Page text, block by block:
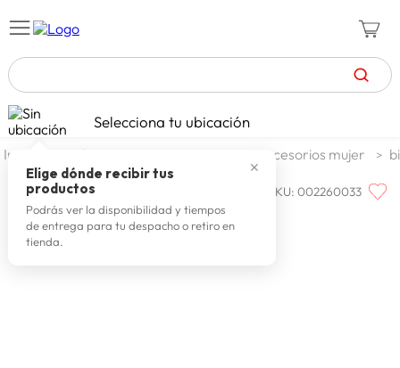
TÉRMINOS MÁS BUSCADOS
1. celulares
2. zapatillas mujer
3. zapatillas hombre
4. moda
Selecciona tu ubicación
✕
Elige dónde recibir tus
productos
Podrás ver la disponibilidad y tiempos
de entrega para tu despacho o retiro en
tienda.
moda y accesorios accesorios mujer
ONE STEP SKU:002260033
Cartera Mujer One Step Alondra